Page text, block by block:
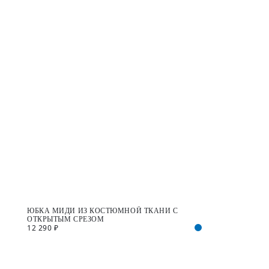
ЮБКА МИДИ ИЗ КОСТЮМНОЙ ТКАНИ С
ОТКРЫТЫМ СРЕЗОМ
12 290 ₽